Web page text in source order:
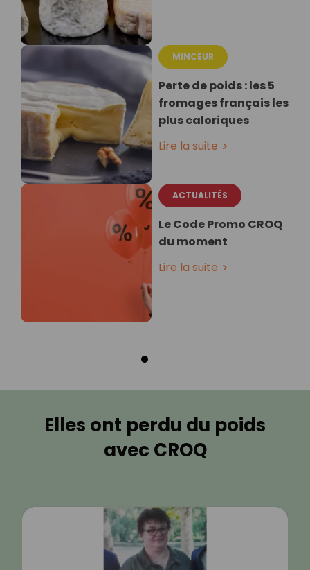
MINCEUR
Perte de poids : les 5
fromages français les
plus caloriques
Lire la suite
ACTUALITÉS
Le Code Promo CROQ
du moment
Lire la suite
Elles ont perdu du poids
avec CROQ